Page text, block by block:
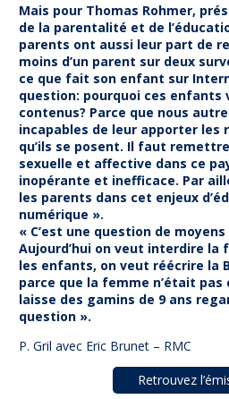
Mais pour Thomas Rohmer,
de la parentalité et de
parents ont aussi leur part de
moins d’un parent sur deux
ce que fait son enfant sur
question: pourquoi ces enfants
contenus? Parce que nous
incapables de leur apporter les
qu’ils se posent. Il faut
sexuelle et affective dans ce
inopérante et inefficace. Par
les parents dans cet enjeux
numérique ».
« C’est une question de
Aujourd’hui on veut interdire la
les enfants, on veut réécrire la
parce que la femme n’était
laisse des gamins de 9 ans
question ».
P. Gril avec Eric Brunet – RMC
Retrouvez